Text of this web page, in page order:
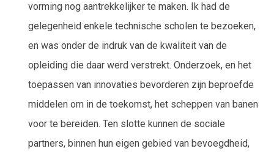
vorming nog aantrekkelijker te maken. Ik had de
gelegenheid enkele technische scholen te bezoeken,
en was onder de indruk van de kwaliteit van de
opleiding die daar werd verstrekt. Onderzoek, en het
toepassen van innovaties bevorderen zijn beproefde
middelen om in de toekomst, het scheppen van banen
voor te bereiden. Ten slotte kunnen de sociale
partners, binnen hun eigen gebied van bevoegdheid,